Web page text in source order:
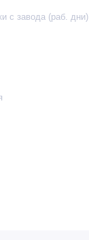
с завода (раб. дни)